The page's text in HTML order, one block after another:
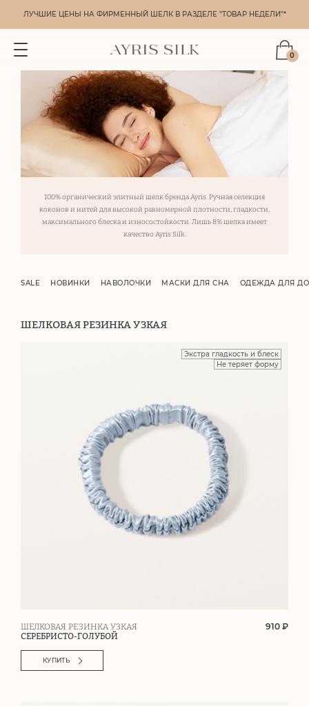
ЛУЧШИЕ ЦЕНЫ НА ФИРМЕННЫЙ ШЕЛК В РАЗДЕЛЕ "ТОВАР НЕДЕЛИ"*
0
100% органический элитный шелк бренда Ayris. Ручная селекция
коконов и нитей для высокой равномерной плотности, гладкости,
максимального блеска и износостойкости. Лишь 8% шелка имеет
качество Ayris Silk.
SALE НОВИНКИ НАВОЛОЧКИ МАСКИ ДЛЯ СНА ОДЕЖДА ДЛЯ
ШЕЛКОВАЯ РЕЗИНКА УЗКАЯ
Экстра гладкость и блеск
Не теряет форму
ШЕЛКОВАЯ РЕЗИНКА УЗКАЯ
СЕРЕБРИСТО-ГОЛУБОЙ
910 ₽
КУПИТЬ